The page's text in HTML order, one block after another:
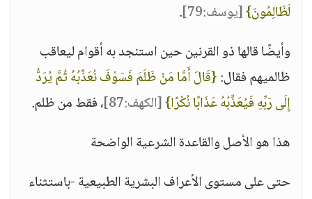
لَظَالِمُونَ}[يوسف:79]
.
وأيضًا قالها ذو القرنين حين استنجد به أقوام ليعاقب
ظالميهم فقال:{قَالَ أَمَّا مَنْ ظَلَمَ فَسَوْفَ نُعَذِّبُهُ ثُمَّ يُرَدُّ
إِلَى رَبِّهِ فَيُعَذِّبُهُ عَذَابًا نُكْرًا}[الكهف:87]
، فقط من ظلم.
هذا هو الأصل والقاعدة الشرعية الواضحة
حتى على مستوى الأعراف البشرية الطبيعية -باستثناء